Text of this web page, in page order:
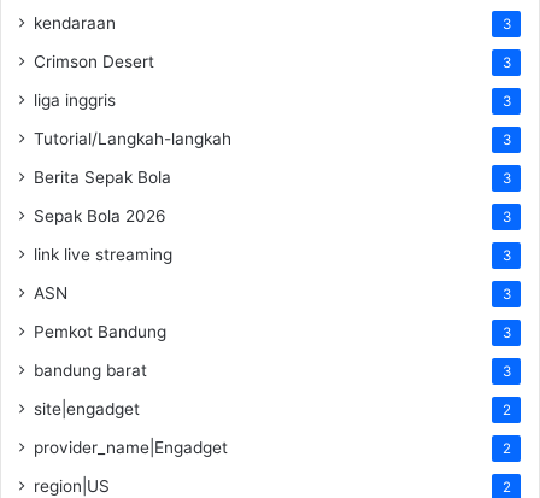
kendaraan 3
Crimson Desert 3
liga inggris 3
Tutorial/Langkah-langkah 3
Berita Sepak Bola 3
Sepak Bola 2026 3
link live streaming 3
ASN 3
Pemkot Bandung 3
bandung barat 3
site|engadget 2
provider_name|Engadget 2
region|US 2